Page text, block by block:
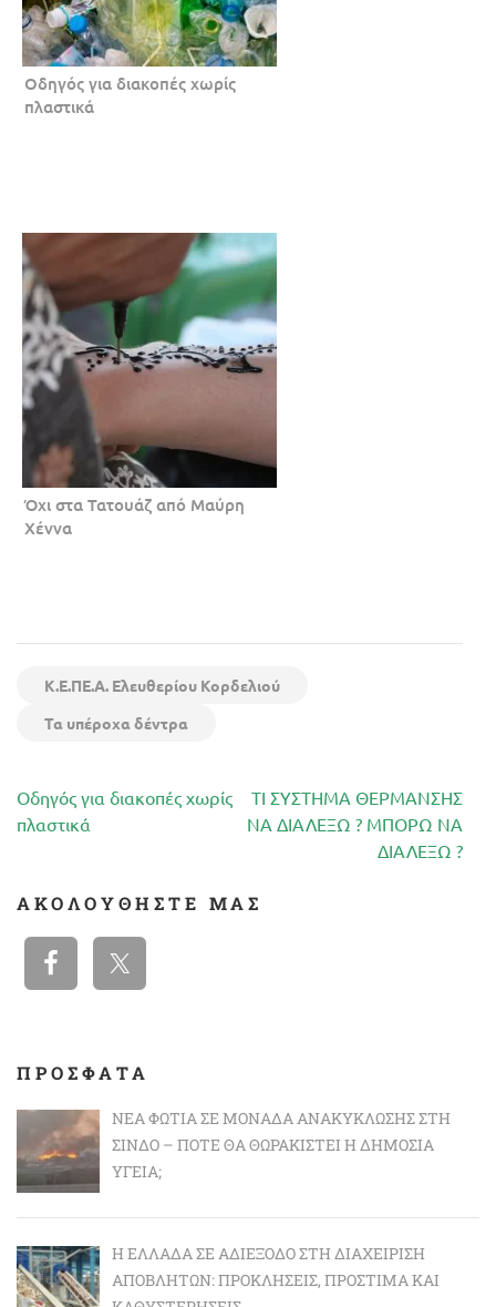
Οδηγός για διακοπές χωρίς
πλαστικά
Όχι στα Τατουάζ από Μαύρη
Χέννα
Κ.Ε.ΠΕ.Α. Ελευθερίου Κορδελιού
Τα υπέροχα δέντρα
Πλοήγηση
άρθρων
Οδηγός για διακοπές χωρίς
πλαστικά
ΤΙ ΣΥΣΤΗΜΑ ΘΕΡΜΑΝΣΗΣ
ΝΑ ΔΙΑΛΕΞΩ ? ΜΠΟΡΩ ΝΑ
ΔΙΑΛΕΞΩ ?
ΑΚΟΛΟΥΘΉΣΤΕ ΜΑΣ
ΠΡΟΣΦΑΤΑ
ΝΈΑ ΦΩΤΙΆ ΣΕ ΜΟΝΆΔΑ ΑΝΑΚΎΚΛΩΣΗΣ ΣΤΗ
ΣΊΝΔΟ – ΠΌΤΕ ΘΑ ΘΩΡΑΚΙΣΤΕΊ Η ΔΗΜΌΣΙΑ
ΥΓΕΊΑ;
Η ΕΛΛΆΔΑ ΣΕ ΑΔΙΈΞΟΔΟ ΣΤΗ ΔΙΑΧΕΊΡΙΣΗ
ΑΠΟΒΛΉΤΩΝ: ΠΡΟΚΛΉΣΕΙΣ, ΠΡΌΣΤΙΜΑ ΚΑΙ